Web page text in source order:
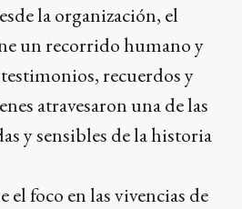
la organización, el
un recorrido humano y
recuerdos y
atravesaron una de las
y sensibles de la historia
foco en las vivencias de